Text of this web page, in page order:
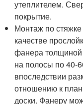
утеплителем.
покрытие.
Монтаж по
качестве
фанера толщиной
на полосы по 40-
впоследствии
отношению к
доски. Фанеру